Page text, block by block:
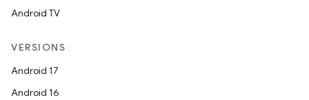
Android TV
VERSIONS
Android 17
Android 16